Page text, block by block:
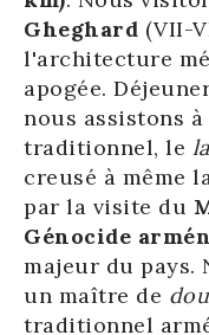
Gheghard (VII-
l'architecture
apogée.
nous assistons
traditionnel, le
creusé à même
par la visite du
Génocide
majeur du pays.
un maître de
traditionnel